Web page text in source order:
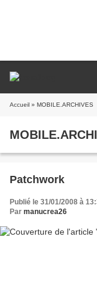
Accueil » MOBILE.ARCHIVES
Patchwork
Publié le 31/01/2008 à
Par manucrea26